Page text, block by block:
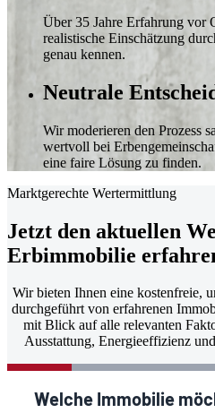
Über 35 Jahre Erfahrung vor
realistische Einschätzung
genau kennen.
Neutrale
Wir moderieren den Prozess
wertvoll bei
eine faire Lösung zu finden.
Marktgerechte Wertermittlung
Jetzt den aktuellen
Erbimmobilie
Wir bieten Ihnen eine kostenfreie,
durchgeführt von erfahrenen
mit Blick auf alle relevanten
Ausstattung, Energieeffizienz